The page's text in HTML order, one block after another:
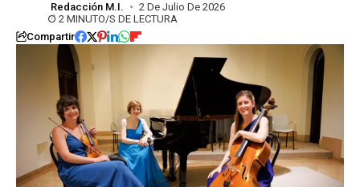
Redacción M.I.
2 De Julio De 2026
2 MINUTO/S DE LECTURA
Compartir